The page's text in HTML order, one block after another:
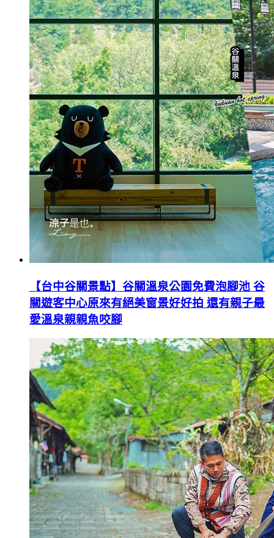
【台中谷關景點】谷關溫泉公園免費泡腳池 谷
關遊客中心原來有絕美窗景好好拍 還有親子最
愛溫泉親親魚咬腳